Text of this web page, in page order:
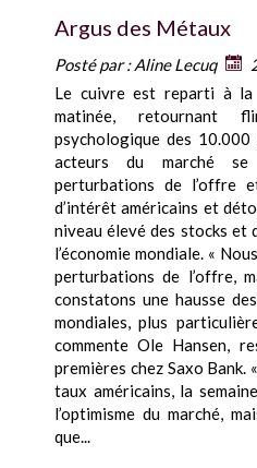
Argus des Métaux
Posté par :Aline Lecuq
Le cuivre est reparti à
matinée, retournant
psychologique des
acteurs du marché
perturbations de l’offre
d’intérêt américains et
niveau élevé des stocks et
l’économie mondiale. «
perturbations de l’offre,
constatons une hausse
mondiales, plus
commente Ole Hansen,
premières chez Saxo Bank.
taux américains, la
l’optimisme du marché,
que...